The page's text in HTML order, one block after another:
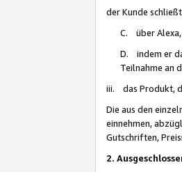
der Kunde
C. über
D. indem er
Teilnahme an
iii. das Produkt,
Die aus den
einnehmen,
Gutschriften,
2.